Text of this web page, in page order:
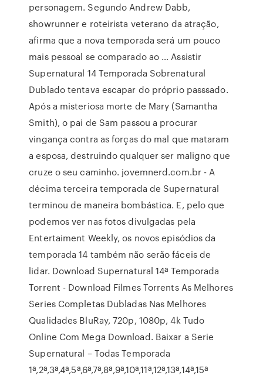
personagem. Segundo Andrew Dabb,
showrunner e roteirista veterano da atração,
afirma que a nova temporada será um pouco
mais pessoal se comparado ao … Assistir
Supernatural 14 Temporada Sobrenatural
Dublado tentava escapar do próprio passsado.
Após a misteriosa morte de Mary (Samantha
Smith), o pai de Sam passou a procurar
vingança contra as forças do mal que mataram
a esposa, destruindo qualquer ser maligno que
cruze o seu caminho. jovemnerd.com.br - A
décima terceira temporada de Supernatural
terminou de maneira bombástica. E, pelo que
podemos ver nas fotos divulgadas pela
Entertaiment Weekly, os novos episódios da
temporada 14 também não serão fáceis de
lidar. Download Supernatural 14ª Temporada
Torrent - Download Filmes Torrents As Melhores
Series Completas Dubladas Nas Melhores
Qualidades BluRay, 720p, 1080p, 4k Tudo
Online Com Mega Download. Baixar a Serie
Supernatural – Todas Temporada
1ª,2ª,3ª,4ª,5ª,6ª,7ª,8ª,9ª,10ª,11ª,12ª,13ª,14ª,15ª